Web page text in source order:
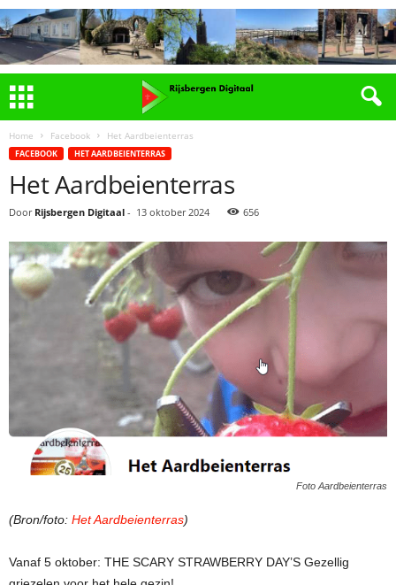
Home Facebook Het Aardbeienterras
FACEBOOK HET AARDBEIENTERRAS
Het Aardbeienterras
Door Rijsbergen Digitaal - 13 oktober 2024 656
Foto Aardbeienterras
(Bron/foto: Het Aardbeienterras)
Vanaf 5 oktober: THE SCARY STRAWBERRY DAY’S Gezellig